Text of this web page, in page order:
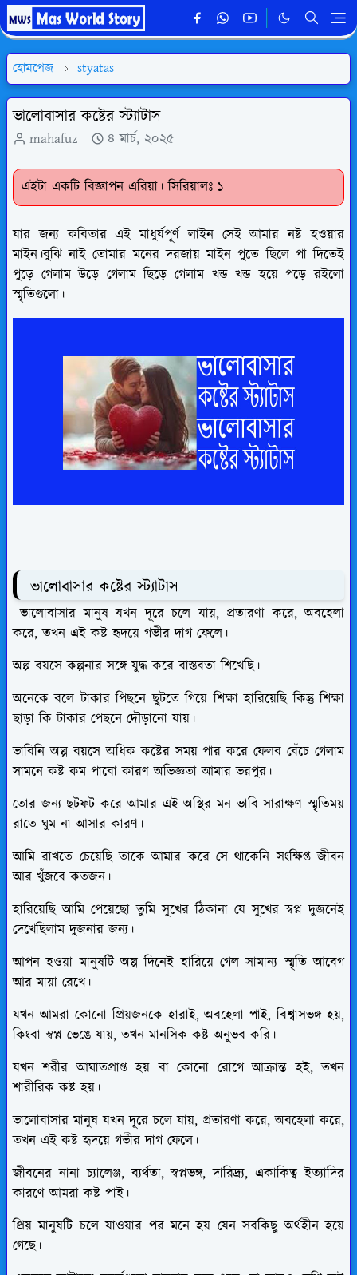
হোমপেজ styatas
ভালোবাসার কষ্টের স্ট্যাটাস
mahafuz ৪ মার্চ, ২০২৫
এইটা একটি বিজ্ঞাপন এরিয়া। সিরিয়ালঃ ১
যার জন্য কবিতার এই মাধুর্যপূর্ণ লাইন সেই আমার নষ্ট হওয়ার
মাইন।বুঝি নাই তোমার মনের দরজায় মাইন পুতে ছিলে পা দিতেই
পুড়ে গেলাম উড়ে গেলাম ছিড়ে গেলাম খন্ড খন্ড হয়ে পড়ে রইলো
স্মৃতিগুলো।
ভালোবাসার কষ্টের স্ট্যাটাস
ভালোবাসার মানুষ যখন দূরে চলে যায়, প্রতারণা করে, অবহেলা
করে, তখন এই কষ্ট হৃদয়ে গভীর দাগ ফেলে।
অল্প বয়সে কল্পনার সঙ্গে যুদ্ধ করে বাস্তবতা শিখেছি।
অনেকে বলে টাকার পিছনে ছুটতে গিয়ে শিক্ষা হারিয়েছি কিন্তু শিক্ষা
ছাড়া কি টাকার পেছনে দৌড়ানো যায়।
ভাবিনি অল্প বয়সে অধিক কষ্টের সময় পার করে ফেলব বেঁচে গেলাম
সামনে কষ্ট কম পাবো কারণ অভিজ্ঞতা আমার ভরপুর।
তোর জন্য ছটফট করে আমার এই অস্থির মন ভাবি সারাক্ষণ স্মৃতিময়
রাতে ঘুম না আসার কারণ।
আমি রাখতে চেয়েছি তাকে আমার করে সে থাকেনি সংক্ষিপ্ত জীবন
আর খুঁজবে কতজন।
হারিয়েছি আমি পেয়েছো তুমি সুখের ঠিকানা যে সুখের স্বপ্ন দুজনেই
দেখেছিলাম দুজনার জন্য।
আপন হওয়া মানুষটি অল্প দিনেই হারিয়ে গেল সামান্য স্মৃতি আবেগ
আর মায়া রেখে।
যখন আমরা কোনো প্রিয়জনকে হারাই, অবহেলা পাই, বিশ্বাসভঙ্গ হয়,
কিংবা স্বপ্ন ভেঙে যায়, তখন মানসিক কষ্ট অনুভব করি।
যখন শরীর আঘাতপ্রাপ্ত হয় বা কোনো রোগে আক্রান্ত হই, তখন
শারীরিক কষ্ট হয়।
ভালোবাসার মানুষ যখন দূরে চলে যায়, প্রতারণা করে, অবহেলা করে,
তখন এই কষ্ট হৃদয়ে গভীর দাগ ফেলে।
জীবনের নানা চ্যালেঞ্জ, ব্যর্থতা, স্বপ্নভঙ্গ, দারিদ্র্য, একাকিত্ব ইত্যাদির
কারণে আমরা কষ্ট পাই।
প্রিয় মানুষটি চলে যাওয়ার পর মনে হয় যেন সবকিছু অর্থহীন হয়ে
গেছে।